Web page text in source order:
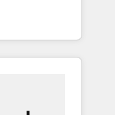
➤ AI
custom
work. ➤
ups,
ンシーとし
ロント業務
ージェントを